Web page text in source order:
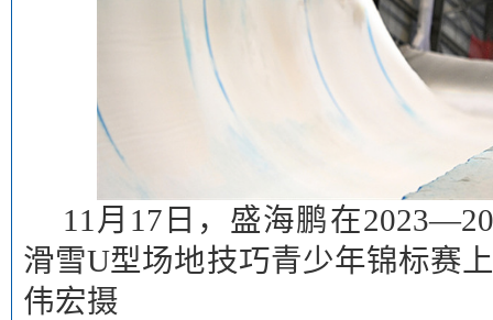
11月17日，盛海鹏在
滑雪U型场地技巧青少年锦标赛
伟宏摄